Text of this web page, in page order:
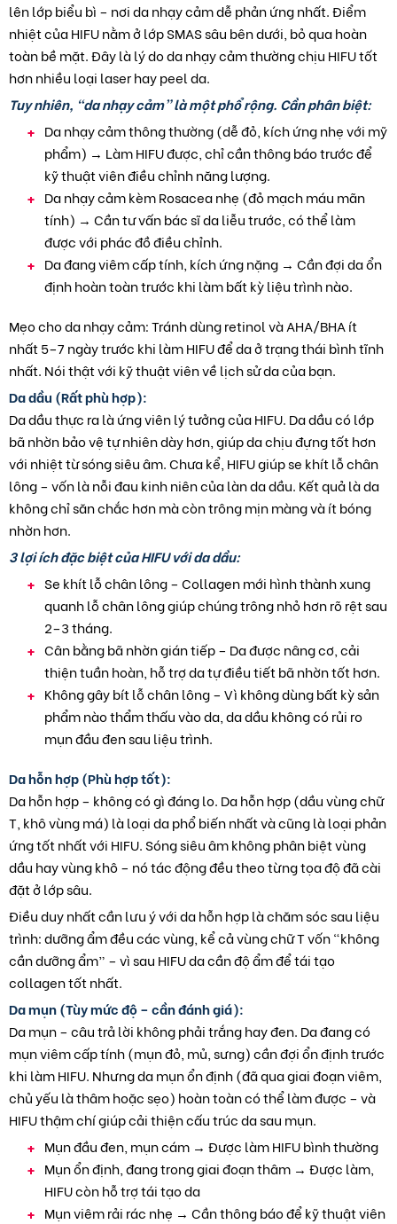
lên lớp biểu bì – nơi da nhạy cảm dễ phản ứng nhất. Điểm
nhiệt của HIFU nằm ở lớp SMAS sâu bên dưới, bỏ qua hoàn
toàn bề mặt. Đây là lý do da nhạy cảm thường chịu HIFU tốt
hơn nhiều loại laser hay peel da.
Tuy nhiên, “da nhạy cảm” là một phổ rộng. Cần phân biệt:
Da nhạy cảm thông thường (dễ đỏ, kích ứng nhẹ với mỹ
phẩm) → Làm HIFU được, chỉ cần thông báo trước để
kỹ thuật viên điều chỉnh năng lượng.
Da nhạy cảm kèm Rosacea nhẹ (đỏ mạch máu mãn
tính) → Cần tư vấn bác sĩ da liễu trước, có thể làm
được với phác đồ điều chỉnh.
Da đang viêm cấp tính, kích ứng nặng → Cần đợi da ổn
định hoàn toàn trước khi làm bất kỳ liệu trình nào.
Mẹo cho da nhạy cảm: Tránh dùng retinol và AHA/BHA ít
nhất 5–7 ngày trước khi làm HIFU để da ở trạng thái bình tĩnh
nhất. Nói thật với kỹ thuật viên về lịch sử da của bạn.
Da dầu (Rất phù hợp):
Da dầu thực ra là ứng viên lý tưởng của HIFU. Da dầu có lớp
bã nhờn bảo vệ tự nhiên dày hơn, giúp da chịu đựng tốt hơn
với nhiệt từ sóng siêu âm. Chưa kể, HIFU giúp se khít lỗ chân
lông – vốn là nỗi đau kinh niên của làn da dầu. Kết quả là da
không chỉ săn chắc hơn mà còn trông mịn màng và ít bóng
nhờn hơn.
3 lợi ích đặc biệt của HIFU với da dầu:
Se khít lỗ chân lông – Collagen mới hình thành xung
quanh lỗ chân lông giúp chúng trông nhỏ hơn rõ rệt sau
2–3 tháng.
Cân bằng bã nhờn gián tiếp – Da được nâng cơ, cải
thiện tuần hoàn, hỗ trợ da tự điều tiết bã nhờn tốt hơn.
Không gây bít lỗ chân lông – Vì không dùng bất kỳ sản
phẩm nào thẩm thấu vào da, da dầu không có rủi ro
mụn đầu đen sau liệu trình.
Da hỗn hợp (Phù hợp tốt):
Da hỗn hợp – không có gì đáng lo. Da hỗn hợp (dầu vùng chữ
T, khô vùng má) là loại da phổ biến nhất và cũng là loại phản
ứng tốt nhất với HIFU. Sóng siêu âm không phân biệt vùng
dầu hay vùng khô – nó tác động đều theo từng tọa độ đã cài
đặt ở lớp sâu.
Điều duy nhất cần lưu ý với da hỗn hợp là chăm sóc sau liệu
trình: dưỡng ẩm đều các vùng, kể cả vùng chữ T vốn “không
cần dưỡng ẩm” – vì sau HIFU da cần độ ẩm để tái tạo
collagen tốt nhất.
Da mụn (Tùy mức độ – cần đánh giá):
Da mụn – câu trả lời không phải trắng hay đen. Da đang có
mụn viêm cấp tính (mụn đỏ, mủ, sưng) cần đợi ổn định trước
khi làm HIFU. Nhưng da mụn ổn định (đã qua giai đoạn viêm,
chủ yếu là thâm hoặc sẹo) hoàn toàn có thể làm được – và
HIFU thậm chí giúp cải thiện cấu trúc da sau mụn.
Mụn đầu đen, mụn cám → Được làm HIFU bình thường
Mụn ổn định, đang trong giai đoạn thâm → Được làm,
HIFU còn hỗ trợ tái tạo da
Mụn viêm rải rác nhẹ → Cần thông báo để kỹ thuật viên